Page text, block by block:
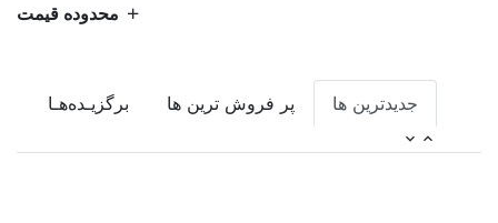
محدوده قیمت
جدیدترین ها پر فروش ترین ها برگزیـده‌هـا